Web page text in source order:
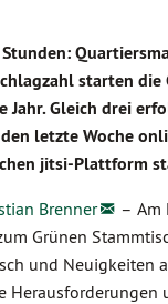
starten die
Jahr. Gleich drei
letzte Woche
jitsi-Plattform
Brenner – Am
Grünen
und Neuigkeiten
Herausforderungen